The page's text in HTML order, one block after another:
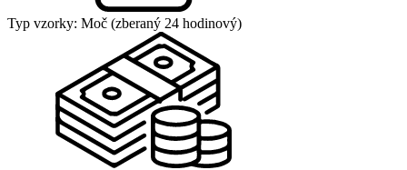
Typ vzorky: Moč (zberaný 24 hodinový)